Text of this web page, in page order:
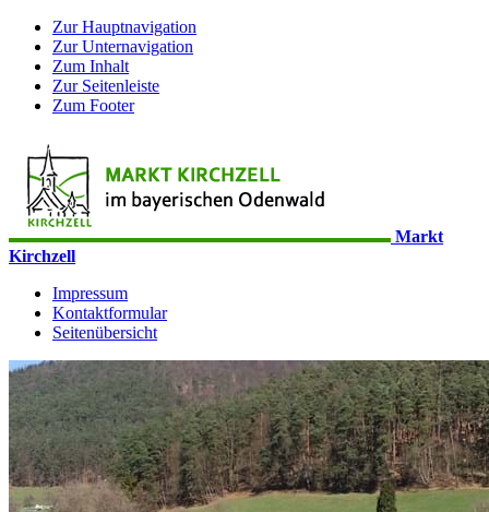
Zur Hauptnavigation
Zur Unternavigation
Zum Inhalt
Zur Seitenleiste
Zum Footer
Markt
Kirchzell
Impressum
Kontaktformular
Seitenübersicht